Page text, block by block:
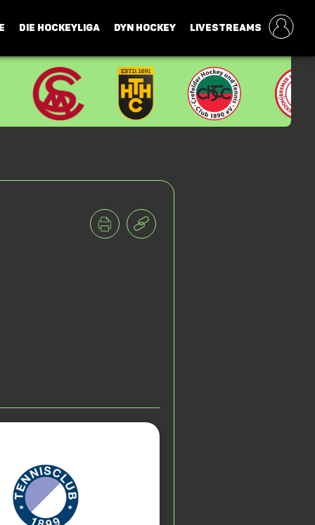
DIE HOCKEYLIGA DYN HOCKEY LIVESTREAMS